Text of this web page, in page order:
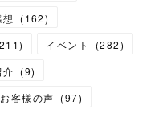
(162)
211) イベント (282)
介 (9)
お客様の声 (97)